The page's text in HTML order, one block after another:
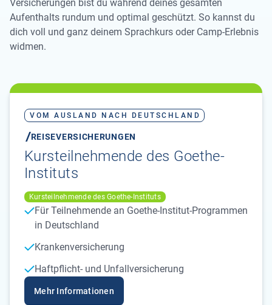
Versicherungen bist du während deines gesamten
Aufenthalts rundum und optimal geschützt. So kannst du
dich voll und ganz deinem Sprachkurs oder Camp-Erlebnis
widmen.
VOM AUSLAND NACH DEUTSCHLAND
REISEVERSICHERUNGEN
Kursteilnehmende des Goethe-
Instituts
Kursteilnehmende des Goethe-Instituts
Für Teilnehmende an Goethe-Institut-Programmen
in Deutschland
Krankenversicherung
Haftpflicht- und Unfallversicherung
Mehr Informationen